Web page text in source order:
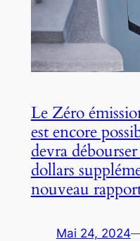
Le Zéro
est encore
devra
dollars
nouveau
Mai 24, 2024